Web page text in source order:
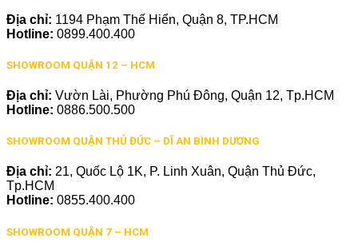
Địa chỉ: 1194 Phạm Thế Hiển, Quận 8, TP.HCM
Hotline: 0899.400.400
SHOWROOM QUẬN 12 – HCM
Địa chỉ: Vườn Lài, Phường Phú Đông, Quận 12, Tp.HCM
Hotline: 0886.500.500
SHOWROOM QUẬN THỦ ĐỨC – DĨ AN BÌNH DƯƠNG
Địa chỉ: 21, Quốc Lộ 1K, P. Linh Xuân, Quận Thủ Đức,
Tp.HCM
Hotline: 0855.400.400
SHOWROOM QUẬN 7 – HCM